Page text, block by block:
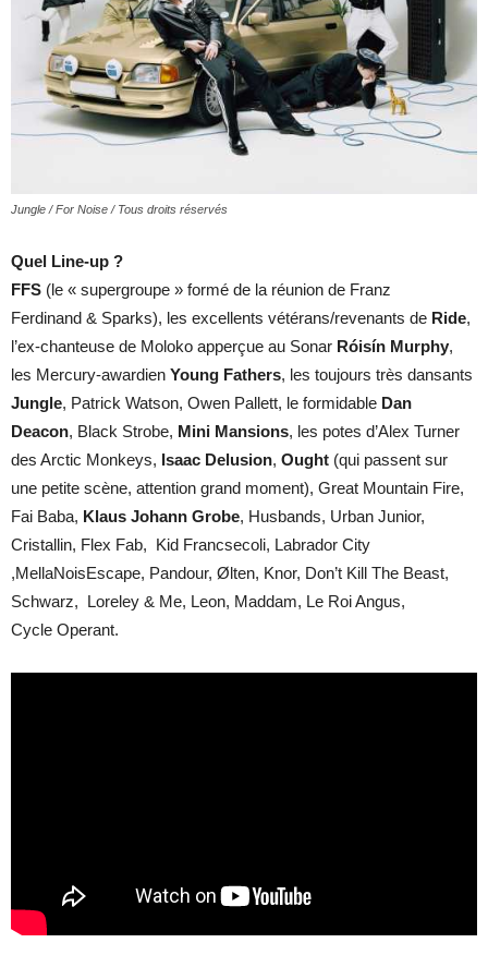
Jungle / For Noise / Tous droits réservés
Quel Line-up ?
FFS (le « supergroupe » formé de la réunion de Franz
Ferdinand & Sparks), les excellents vétérans/revenants de Ride,
l’ex-chanteuse de Moloko apperçue au Sonar Róisín Murphy,
les Mercury-awardien Young Fathers, les toujours très dansants
Jungle, Patrick Watson, Owen Pallett, le formidable Dan
Deacon, Black Strobe, Mini Mansions, les potes d’Alex Turner
des Arctic Monkeys, Isaac Delusion, Ought (qui passent sur
une petite scène, attention grand moment), Great Mountain Fire,
Fai Baba, Klaus Johann Grobe, Husbands, Urban Junior,
Cristallin, Flex Fab, Kid Francsecoli, Labrador City
,MellaNoisEscape, Pandour, Ølten, Knor, Don’t Kill The Beast,
Schwarz, Loreley & Me, Leon, Maddam, Le Roi Angus,
Cycle Operant.